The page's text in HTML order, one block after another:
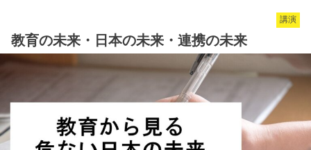
講演
教育の未来・日本の未来・連携の未来